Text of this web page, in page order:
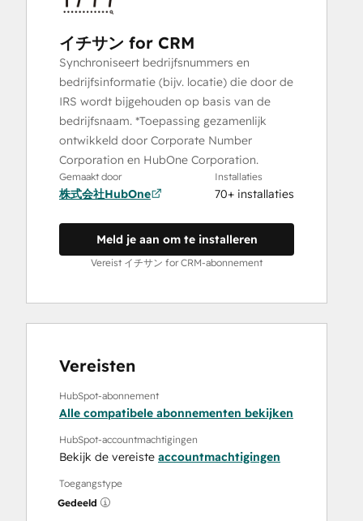
イチサン for CRM
Synchroniseert bedrijfsnummers en
bedrijfsinformatie (bijv. locatie) die door de
IRS wordt bijgehouden op basis van de
bedrijfsnaam. *Toepassing gezamenlijk
ontwikkeld door Corporate Number
Corporation en HubOne Corporation.
Gemaakt door
株式会社HubOne
Installaties
70+ installaties
Meld je aan om te installeren
Vereist イチサン for CRM-abonnement
Vereisten
HubSpot-abonnement
Alle compatibele abonnementen bekijken
HubSpot-accountmachtigingen
Bekijk de vereiste accountmachtigingen
Toegangstype
Gedeeld